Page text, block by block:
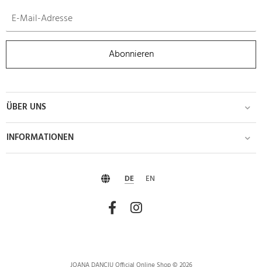
Abonnieren
ÜBER UNS
INFORMATIONEN
DE EN